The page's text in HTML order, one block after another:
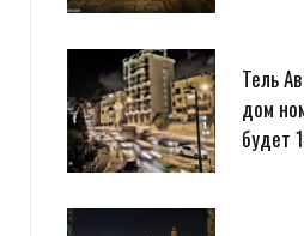
Тель
дом
будет